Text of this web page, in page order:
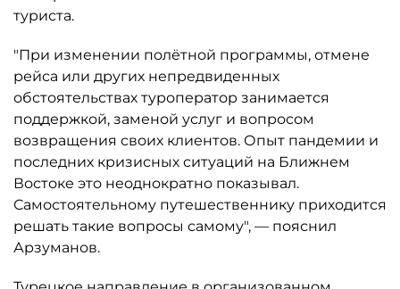
туриста.
"При изменении полётной программы, отмене
рейса или других непредвиденных
обстоятельствах туроператор занимается
поддержкой, заменой услуг и вопросом
возвращения своих клиентов. Опыт пандемии и
последних кризисных ситуаций на Ближнем
Востоке это неоднократно показывал.
Самостоятельному путешественнику приходится
решать такие вопросы самому", — пояснил
Арзуманов.